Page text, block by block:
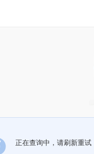
正在查询中，请刷新重试